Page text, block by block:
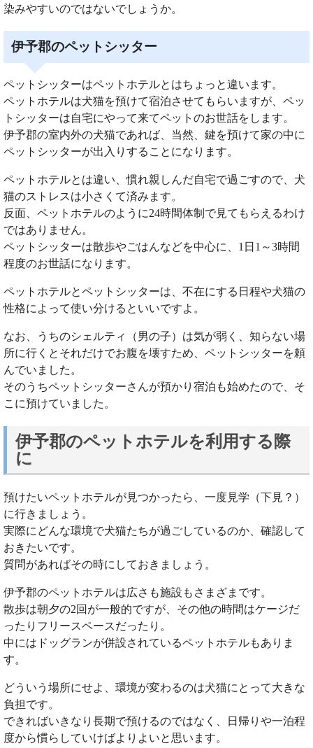
染みやすいのではないでしょうか。
伊予郡のペットシッター
ペットシッターはペットホテルとはちょっと違います。
ペットホテルは犬猫を預けて宿泊させてもらいますが、ペッ
トシッターは自宅にやって来てペットのお世話をします。
伊予郡の室内外の犬猫であれば、当然、鍵を預けて家の中に
ペットシッターが出入りすることになります。
ペットホテルとは違い、慣れ親しんだ自宅で過ごすので、犬
猫のストレスは小さくて済みます。
反面、ペットホテルのように24時間体制で見てもらえるわけ
ではありません。
ペットシッターは散歩やごはんなどを中心に、1日1～3時間
程度のお世話になります。
ペットホテルとペットシッターは、不在にする日程や犬猫の
性格によって使い分けるといいですよ。
なお、うちのシェルティ（男の子）は気が弱く、知らない場
所に行くとそれだけでお腹を壊すため、ペットシッターを頼
んでいました。
そのうちペットシッターさんが預かり宿泊も始めたので、そ
こに預けていました。
伊予郡のペットホテルを利用する際
に
預けたいペットホテルが見つかったら、一度見学（下見？）
に行きましょう。
実際にどんな環境で犬猫たちが過ごしているのか、確認して
おきたいです。
質問があればその時にしておきましょう。
伊予郡のペットホテルは広さも施設もさまざまです。
散歩は朝夕の2回が一般的ですが、その他の時間はケージだ
ったりフリースペースだったり。
中にはドッグランが併設されているペットホテルもありま
す。
どういう場所にせよ、環境が変わるのは犬猫にとって大きな
負担です。
できればいきなり長期で預けるのではなく、日帰りや一泊程
度から慣らしていけばよりよいと思います。